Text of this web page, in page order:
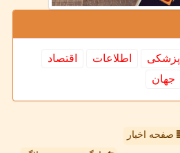
پزشكی اطلاعات
اقتصاد
جهان
صفحه اخبار